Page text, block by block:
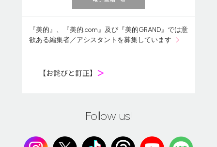
『美的』、『美的.com』及び『美的GRAND』では意
欲ある編集者／アシスタントを募集しています
【お詫びと訂正】 ＞
Follow us!